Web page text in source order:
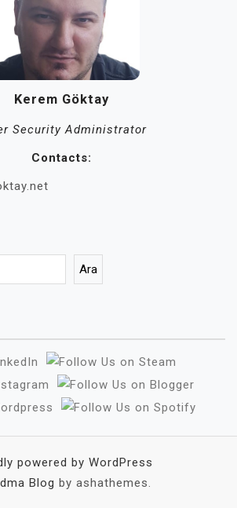
Kerem Göktay
Security Administrator
Contacts:
Ara
powered by WordPress
Blog by ashathemes.